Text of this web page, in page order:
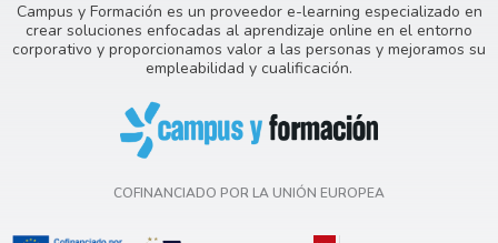
Campus y Formación es un proveedor e-learning especializado en
crear soluciones enfocadas al aprendizaje online en el entorno
corporativo y proporcionamos valor a las personas y mejoramos su
empleabilidad y cualificación.
COFINANCIADO POR LA UNIÓN EUROPEA